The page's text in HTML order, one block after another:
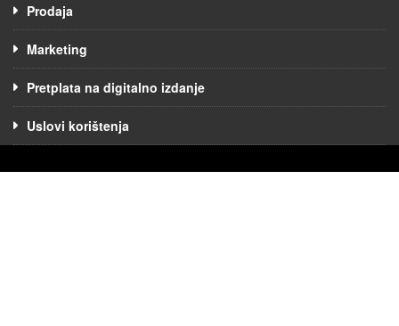
Prodaja
Marketing
Pretplata na digitalno izdanje
Uslovi korištenja